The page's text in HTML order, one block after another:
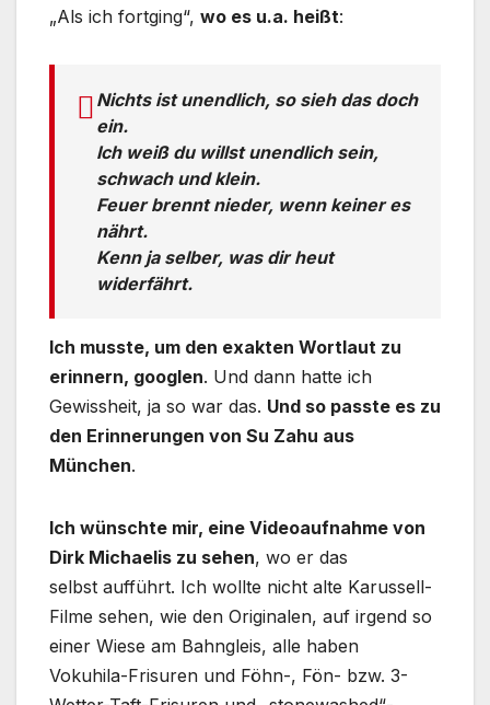
„Als ich fortging“, wo es u.a. heißt:
Nichts ist unendlich, so sieh das doch
ein.
Ich weiß du willst unendlich sein,
schwach und klein.
Feuer brennt nieder, wenn keiner es
nährt.
Kenn ja selber, was dir heut
widerfährt.
Ich musste, um den exakten Wortlaut zu
erinnern, googlen. Und dann hatte ich
Gewissheit, ja so war das. Und so passte es zu
den Erinnerungen von Su Zahu aus
München.
Ich wünschte mir, eine Videoaufnahme von
Dirk Michaelis zu sehen, wo er das
selbst aufführt. Ich wollte nicht alte Karussell-
Filme sehen, wie den Originalen, auf irgend so
einer Wiese am Bahngleis, alle haben
Vokuhila-Frisuren und Föhn-, Fön- bzw. 3-